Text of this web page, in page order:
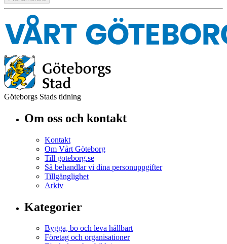
Göteborgs Stads tidning
Om oss och kontakt
Kontakt
Om Vårt Göteborg
Till goteborg.se
Så behandlar vi dina personuppgifter
Tillgänglighet
Arkiv
Kategorier
Bygga, bo och leva hållbart
Företag och organisationer